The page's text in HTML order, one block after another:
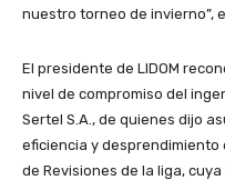
nuestro torneo de invierno”,
El presidente de LIDOM
nivel de compromiso del
Sertel S.A., de quienes dijo
eficiencia y
de Revisiones de la liga,